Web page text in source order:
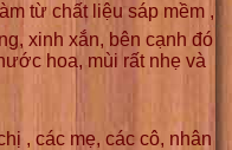
từ chất liệu sáp mềm ,
xinh xắn, bên cạnh đó
hoa, mùi rất nhẹ và
, các mẹ, các cô, nhân